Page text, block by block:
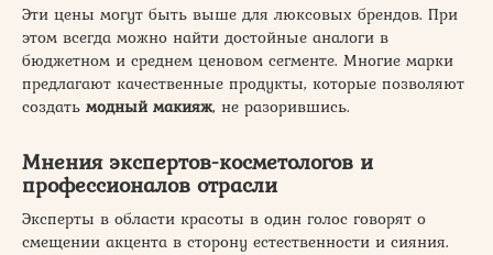
Эти цены могут быть выше для люксовых брендов. При
этом всегда можно найти достойные аналоги в
бюджетном и среднем ценовом сегменте. Многие марки
предлагают качественные продукты, которые позволяют
создать модный макияж, не разорившись.
Мнения экспертов-косметологов и
профессионалов отрасли
Эксперты в области красоты в один голос говорят о
смещении акцента в сторону естественности и сияния.